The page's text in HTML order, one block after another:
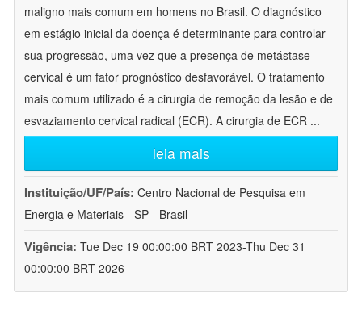
maligno mais comum em homens no Brasil. O diagnóstico
em estágio inicial da doença é determinante para controlar
sua progressão, uma vez que a presença de metástase
cervical é um fator prognóstico desfavorável. O tratamento
mais comum utilizado é a cirurgia de remoção da lesão e de
esvaziamento cervical radical (ECR). A cirurgia de ECR ...
leia mais
Instituição/UF/País: Centro Nacional de Pesquisa em
Energia e Materiais - SP - Brasil
Vigência: Tue Dec 19 00:00:00 BRT 2023-Thu Dec 31
00:00:00 BRT 2026